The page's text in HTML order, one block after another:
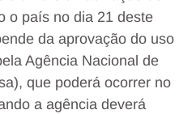
o país no dia 21 deste
da aprovação do uso
Agência Nacional de
que poderá ocorrer no
a agência deverá